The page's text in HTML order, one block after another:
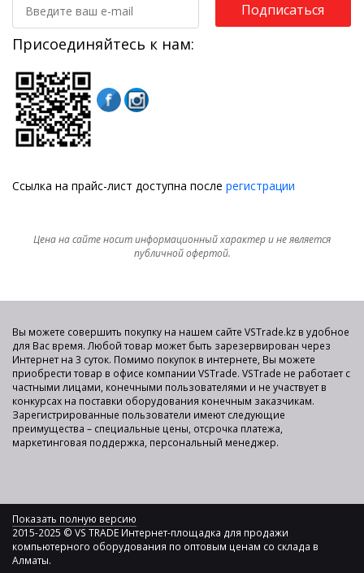
Подписаться
Присоединяйтесь к нам:
Ссылка на прайс-лист доступна после регистрации
Цена на сайте носит информационный характер и не является
публичной офертой.
Вы можете совершить покупку на нашем сайте VSTrade.kz в удобное
для Вас время. Любой товар может быть зарезервирован через
Интернет на 3 суток. Помимо покупок в интернете, Вы можете
приобрести товар в офисе компании VSTrade. VSTrade не работает с
частными лицами, конечными пользователями и не участвует в
конкурсах на поставки оборудования конечным заказчикам.
Зарегистрированные пользователи имеют следующие
преимущества – специальные цены, отсрочка платежа,
маркетинговая поддержка, персональный менеджер.
Показать полную версию
2015-2025 © VS TRADE Интернет-площадка для продажи
компьютерного оборудования по оптовым ценам со склада в
Алматы.